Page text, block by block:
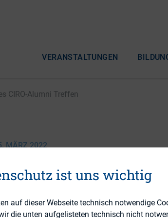
VERANSTALTUNGEN
CIRO-Alumni Treffen
MÄRZ 2022
the-Date:
Treffen
ist uns wichtig
auf dieser Webseite technisch notwendige
die unten aufgelisteten technisch nicht